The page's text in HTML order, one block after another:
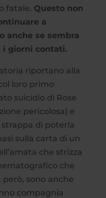
fatale. Questo non
a
anche se sembra
i giorni contati.
riportano alla
loro primo
suicidio di Rose
pericolosa) e
strappa di poterla
sulla carta di un
che strizza
che
però, sono anche
compagnia